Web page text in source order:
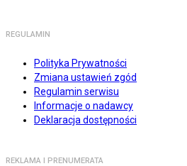
REGULAMIN
Polityka Prywatności
Zmiana ustawień zgód
Regulamin serwisu
Informacje o nadawcy
Deklaracja dostępności
REKLAMA I PRENUMERATA